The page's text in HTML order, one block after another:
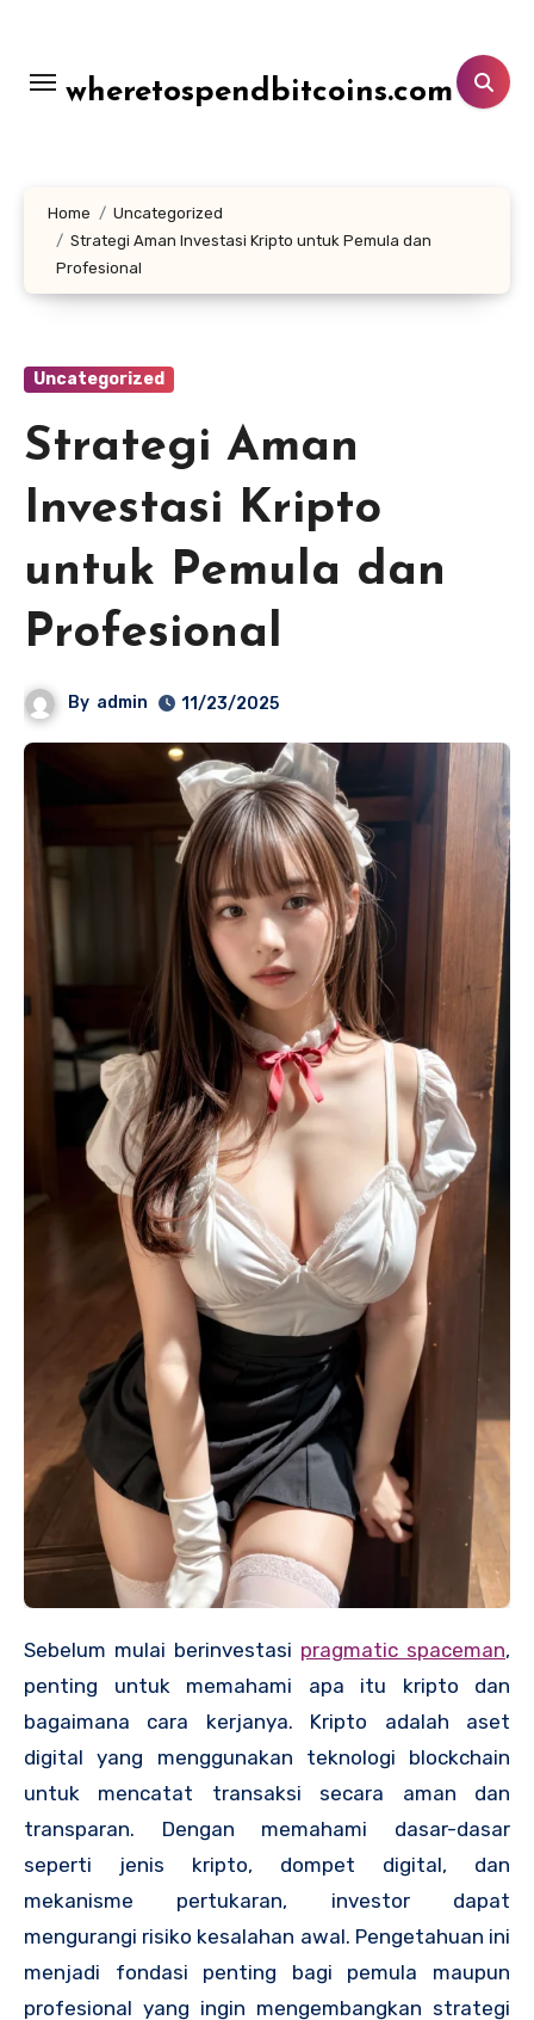
konten wheretospendbitcoins.com
Home
Uncategorized
Strategi Aman Investasi Kripto untuk Pemula dan
Profesional
Uncategorized
Strategi Aman
Investasi Kripto
untuk Pemula dan
Profesional
By admin 11/23/2025
Sebelum mulai berinvestasi pragmatic spaceman,
penting untuk memahami apa itu kripto dan
bagaimana cara kerjanya. Kripto adalah aset
digital yang menggunakan teknologi blockchain
untuk mencatat transaksi secara aman dan
transparan. Dengan memahami dasar-dasar
seperti jenis kripto, dompet digital, dan
mekanisme pertukaran, investor dapat
mengurangi risiko kesalahan awal. Pengetahuan ini
menjadi fondasi penting bagi pemula maupun
profesional yang ingin mengembangkan strategi